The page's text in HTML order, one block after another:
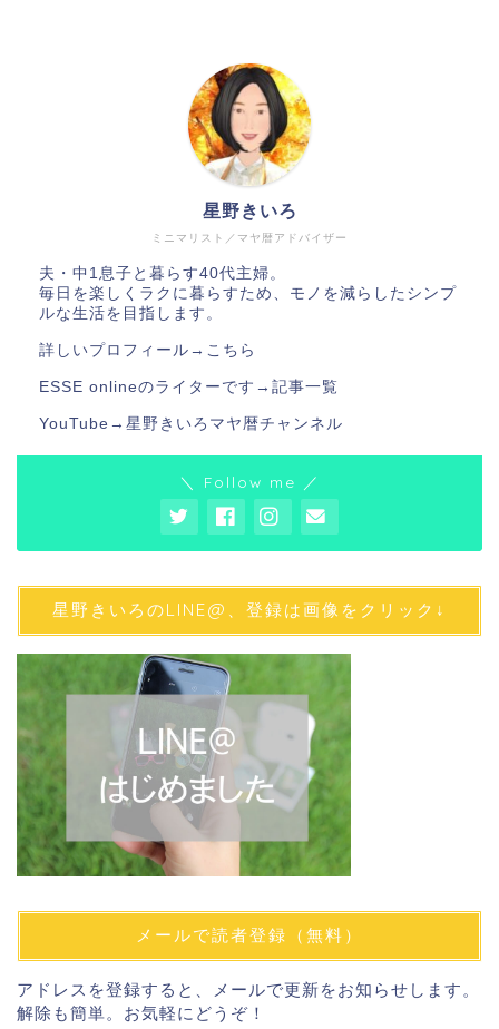
ミニマリスト／マヤ暦アドバイザー
星野きいろ
夫・中1息子と暮らす40代主婦。
毎日を楽しくラクに暮らすため、モノを減らしたシンプ
ルな生活を目指します。
詳しいプロフィール→ こちら
ESSE onlineのライターです→ 記事一覧
YouTube→ 星野きいろマヤ暦チャンネル
＼ Follow me ／
星野きいろのLINE@、登録は画像をクリック↓
メールで読者登録（無料）
アドレスを登録すると、メールで更新をお知らせします。
解除も簡単。お気軽にどうぞ！